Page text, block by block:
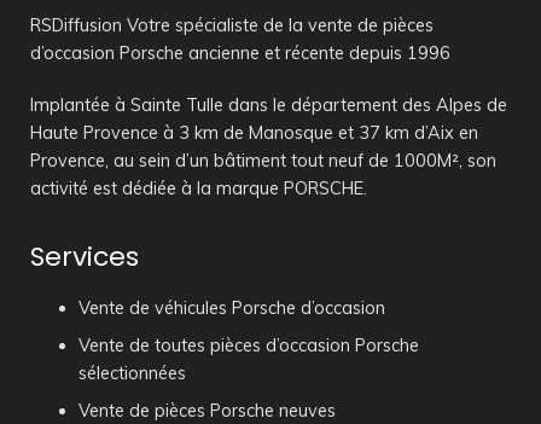
RSDiffusion Votre spécialiste de la vente de pièces
d’occasion Porsche ancienne et récente depuis 1996
Implantée à Sainte Tulle dans le département des Alpes de
Haute Provence à 3 km de Manosque et 37 km d’Aix en
Provence, au sein d’un bâtiment tout neuf de 1000M², son
activité est dédiée à la marque PORSCHE.
Services
Vente de véhicules Porsche d’occasion
Vente de toutes pièces d’occasion Porsche
sélectionnées
Vente de pièces Porsche neuves